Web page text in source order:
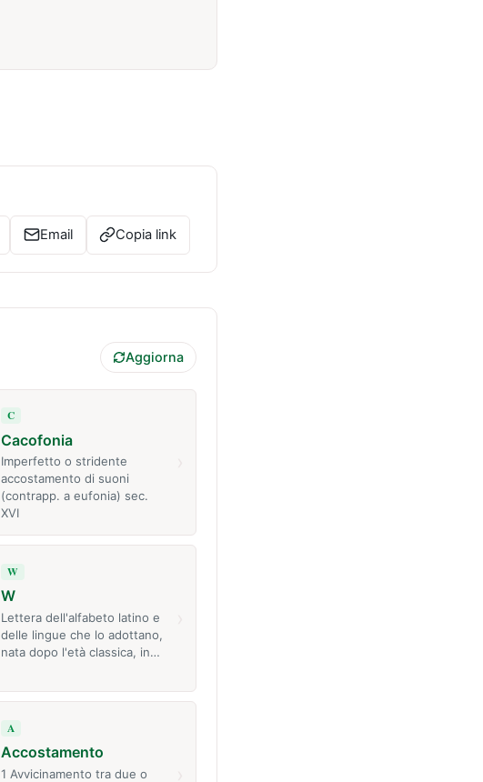
Email Copia link
Aggiorna
C
Cacofonia
Imperfetto o stridente
accostamento di suoni
(contrapp. a eufonia) sec.
XVI
W
W
Lettera dell'alfabeto latino e
delle lingue che lo adottano,
nata dopo l'età classica, in…
A
Accostamento
1 Avvicinamento tra due o